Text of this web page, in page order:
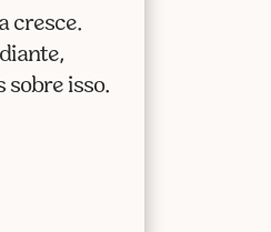
cresce.
sobre isso.